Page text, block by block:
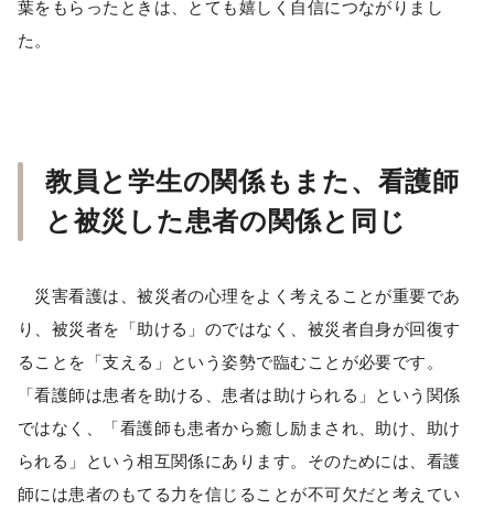
葉をもらったときは、とても嬉しく自信につながりまし
た。
教員と学生の関係もまた、看護師
と被災した患者の関係と同じ
災害看護は、被災者の心理をよく考えることが重要であ
り、被災者を「助ける」のではなく、被災者自身が回復す
ることを「支える」という姿勢で臨むことが必要です。
「看護師は患者を助ける、患者は助けられる」という関係
ではなく、「看護師も患者から癒し励まされ、助け、助け
られる」という相互関係にあります。そのためには、看護
師には患者のもてる力を信じることが不可欠だと考えてい